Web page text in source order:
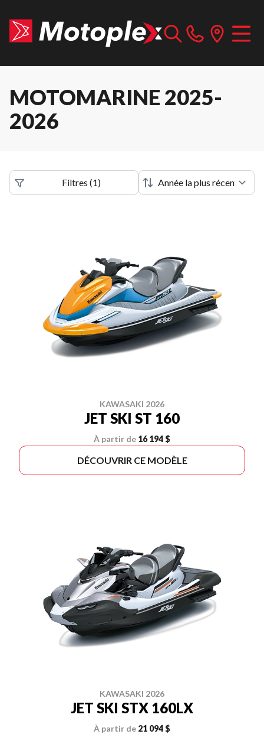
MOTOMARINE 2025-
2026
Filtres (1)
KAWASAKI 2026
JET SKI ST 160
À partir de 16 194 $
DÉCOUVRIR CE MODÈLE
KAWASAKI 2026
JET SKI STX 160LX
À partir de 21 094 $